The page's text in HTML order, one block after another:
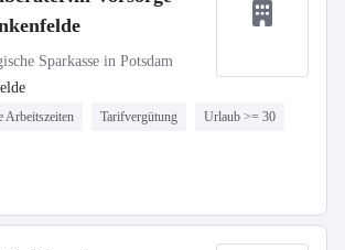
Sparkasse in Potsdam
Arbeitszeiten Tarifvergütung Urlaub >= 30